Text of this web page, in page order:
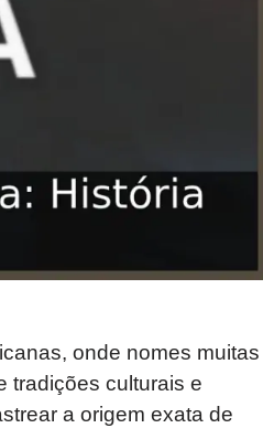
onde nomes muitas
tradições culturais e
a origem exata de